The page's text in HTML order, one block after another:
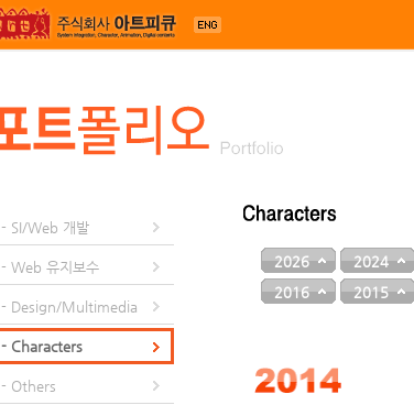
- SI/Web 개발
- Web 유지보수
- Design/Multimedia
- Characters
- Others
2026 2024
2016
2015